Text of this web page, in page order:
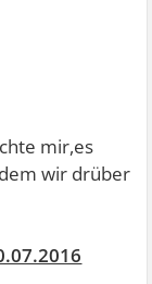
mir,es
wir drüber